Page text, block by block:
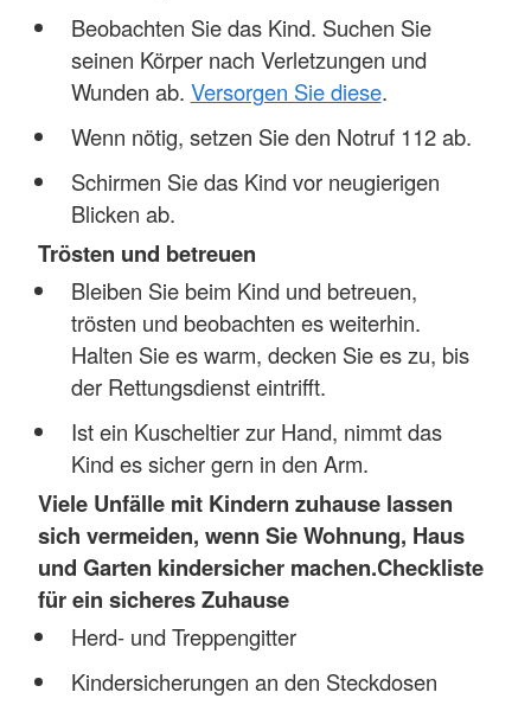
Beobachten Sie das Kind. Suchen Sie
seinen Körper nach Verletzungen und
Wunden ab. Versorgen Sie diese.
Wenn nötig, setzen Sie den Notruf 112 ab.
Schirmen Sie das Kind vor neugierigen
Blicken ab.
Trösten und betreuen
Bleiben Sie beim Kind und betreuen,
trösten und beobachten es weiterhin.
Halten Sie es warm, decken Sie es zu, bis
der Rettungsdienst eintrifft.
Ist ein Kuscheltier zur Hand, nimmt das
Kind es sicher gern in den Arm.
Viele Unfälle mit Kindern zuhause lassen
sich vermeiden, wenn Sie Wohnung, Haus
und Garten kindersicher machen.Checkliste
für ein sicheres Zuhause
Herd- und Treppengitter
Kindersicherungen an den Steckdosen